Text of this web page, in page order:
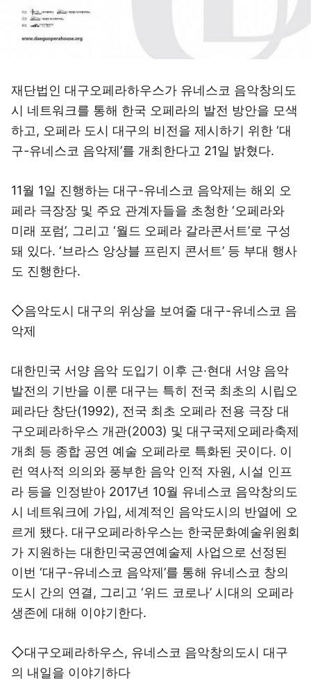
재단법인 대구오페라하우스가 유네스코 음악창의도
시 네트워크를 통해 한국 오페라의 발전 방안을 모색
하고, 오페라 도시 대구의 비전을 제시하기 위한 ‘대
구-유네스코 음악제’를 개최한다고 21일 밝혔다.
11월 1일 진행하는 대구-유네스코 음악제는 해외 오
페라 극장장 및 주요 관계자들을 초청한 ‘오페라와
미래 포럼’, 그리고 ‘월드 오페라 갈라콘서트’로 구성
돼 있다. ‘브라스 앙상블 프린지 콘서트’ 등 부대 행사
도 진행한다.
◇음악도시 대구의 위상을 보여줄 대구-유네스코 음
악제
대한민국 서양 음악 도입기 이후 근·현대 서양 음악
발전의 기반을 이룬 대구는 특히 전국 최초의 시립오
페라단 창단(1992), 전국 최초 오페라 전용 극장 대
구오페라하우스 개관(2003) 및 대구국제오페라축제
개최 등 종합 공연 예술 오페라로 특화된 곳이다. 이
런 역사적 의의와 풍부한 음악 인적 자원, 시설 인프
라 등을 인정받아 2017년 10월 유네스코 음악창의도
시 네트워크에 가입, 세계적인 음악도시의 반열에 오
르게 됐다. 대구오페라하우스는 한국문화예술위원회
가 지원하는 대한민국공연예술제 사업으로 선정된
이번 ‘대구-유네스코 음악제’를 통해 유네스코 창의
도시 간의 연결, 그리고 ‘위드 코로나’ 시대의 오페라
생존에 대해 이야기한다.
◇대구오페라하우스, 유네스코 음악창의도시 대구
의 내일을 이야기하다